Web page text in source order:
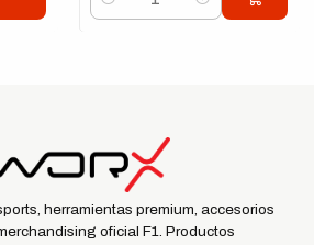
Cantidad
herramientas premium, accesorios
oficial F1. Productos